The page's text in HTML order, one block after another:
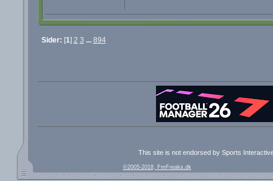
Sider: [1] 2 3 ... 894
This site is not endorsed by Sports
©2005-2018, FmFreaks.dk